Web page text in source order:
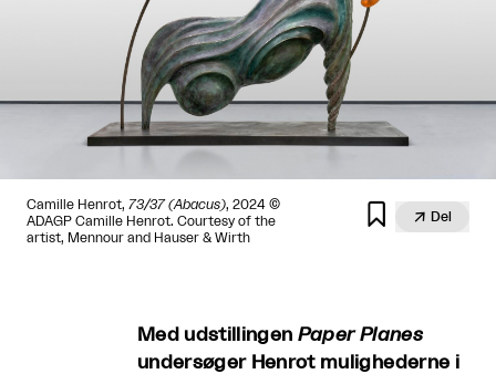
Camille Henrot, 73/37 (Abacus), 2024 ©
ADAGP Camille Henrot. Courtesy of the
artist, Mennour and Hauser & Wirth
  Del
Med udstillingen Paper Planes
undersøger Henrot mulighederne i